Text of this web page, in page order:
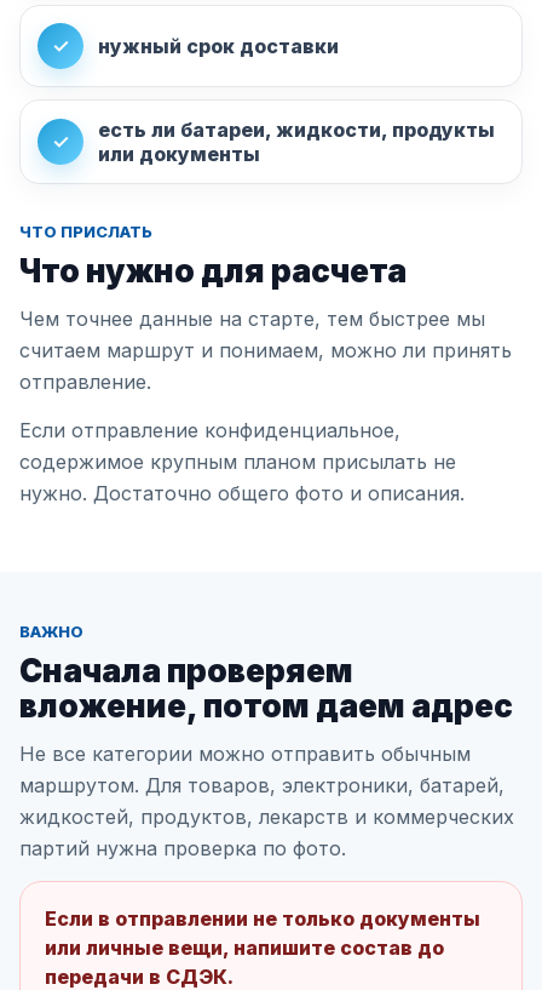
✓ нужный срок доставки
✓
есть ли батареи, жидкости, продукты
или документы
ЧТО ПРИСЛАТЬ
Что нужно для расчета
Чем точнее данные на старте, тем быстрее мы
считаем маршрут и понимаем, можно ли принять
отправление.
Если отправление конфиденциальное,
содержимое крупным планом присылать не
нужно. Достаточно общего фото и описания.
ВАЖНО
Сначала проверяем
вложение, потом даем адрес
Не все категории можно отправить обычным
маршрутом. Для товаров, электроники, батарей,
жидкостей, продуктов, лекарств и коммерческих
партий нужна проверка по фото.
Если в отправлении не только документы
или личные вещи, напишите состав до
передачи в СДЭК.